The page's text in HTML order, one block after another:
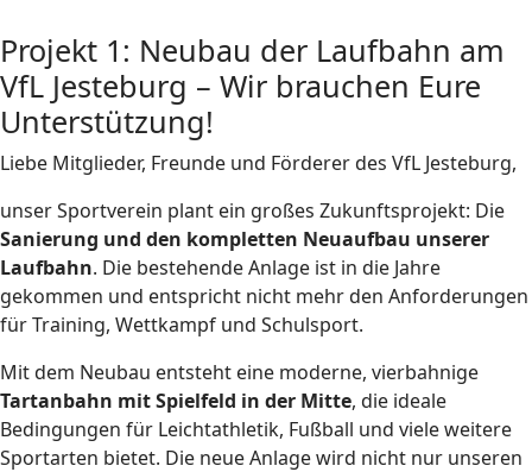
Projekt 1: Neubau der Laufbahn am
VfL Jesteburg – Wir brauchen Eure
Unterstützung!
Liebe Mitglieder, Freunde und Förderer des VfL Jesteburg,
unser Sportverein plant ein großes Zukunftsprojekt: Die
Sanierung und den kompletten Neuaufbau unserer
Laufbahn. Die bestehende Anlage ist in die Jahre
gekommen und entspricht nicht mehr den Anforderungen
für Training, Wettkampf und Schulsport.
Mit dem Neubau entsteht eine moderne, vierbahnige
Tartanbahn mit Spielfeld in der Mitte, die ideale
Bedingungen für Leichtathletik, Fußball und viele weitere
Sportarten bietet. Die neue Anlage wird nicht nur unseren